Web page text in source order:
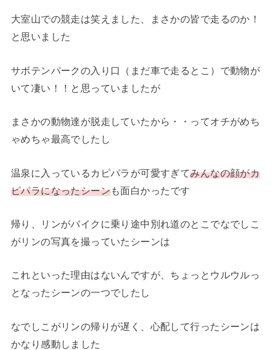
大室山での競走は笑えました、まさかの皆で走るのか！
と思いました
サボテンパークの入り口（まだ車で走るとこ）で動物が
いて凄い！！と思っていましたが
まさかの動物達が脱走していたから・・ってオチがめち
ゃめちゃ最高でしたし
温泉に入っているカピパラが可愛すぎてみんなの顔がカ
ピパラになったシーンも面白かったです
帰り、リンがバイクに乗り途中別れ道のとこでなでしこ
がリンの写真を撮っていたシーンは
これといった理由はないんですが、ちょっとウルウルっ
となったシーンの一つでしたし
なでしこがリンの帰りが遅く、心配して行ったシーンは
かなり感動しました